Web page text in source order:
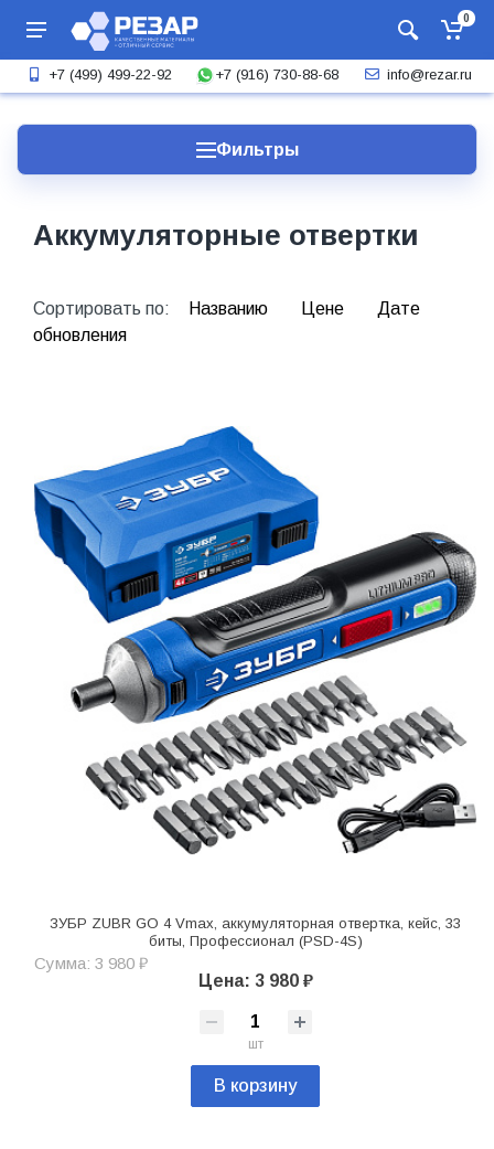
0
+7 (499) 499-22-92 +7 (916) 730-88-68 info@rezar.ru
Фильтры
Аккумуляторные отвертки
Сортировать по: Названию Цене
Дате
обновления
ЗУБР ZUBR GO 4 Vmax, аккумуляторная отвертка, кейс, 33
биты, Профессионал (PSD-4S)
Сумма: 3 980 ₽
Цена: 3 980 ₽
шт
В корзину